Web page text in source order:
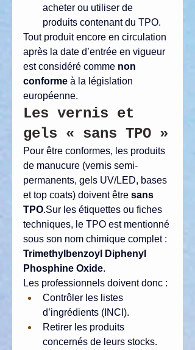
acheter ou utiliser de
produits contenant du TPO.
Tout produit encore en circulation
après la date d’entrée en vigueur
est considéré comme non
conforme à la législation
européenne.
Les vernis et
gels « sans TPO »
Pour être conformes, les produits
de manucure (vernis semi-
permanents, gels UV/LED, bases
et top coats) doivent être sans
TPO.Sur les étiquettes ou fiches
techniques, le TPO est mentionné
sous son nom chimique complet :
Trimethylbenzoyl Diphenyl
Phosphine Oxide.
Les professionnels doivent donc :
Contrôler les listes
d’ingrédients (INCI).
Retirer les produits
concernés de leurs stocks.